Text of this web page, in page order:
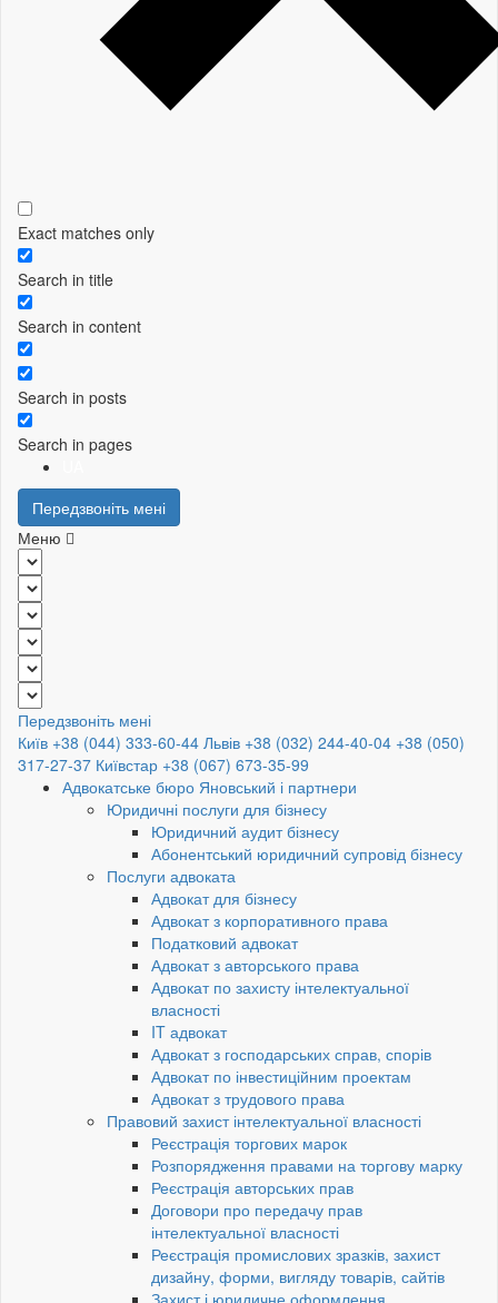
Exact matches only
Search in title
Search in content
Search in posts
Search in pages
Передзвоніть мені
Меню
Передзвоніть мені
Київ +38 (044) 333-60-44 Львів +38 (032) 244-40-04 +38 (050)
317-27-37 Київстар +38 (067) 673-35-99
Адвокатське бюро Яновський і партнери
Юридичні послуги для бізнесу
Юридичний аудит бізнесу
Абонентський юридичний супровід бізнесу
Послуги адвоката
Адвокат для бізнесу
Адвокат з корпоративного права
Податковий адвокат
Адвокат з авторського права
Адвокат по захисту інтелектуальної
власності
IT адвокат
Адвокат з господарських справ, спорів
Адвокат по інвестиційним проектам
Адвокат з трудового права
Правовий захист інтелектуальної власності
Реєстрація торгових марок
Розпорядження правами на торгову марку
Реєстрація авторських прав
Договори про передачу прав
інтелектуальної власності
Реєстрація промислових зразків, захист
дизайну, форми, вигляду товарів, сайтів